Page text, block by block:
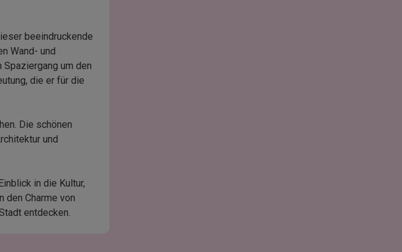
beeindruckende
Wand- und
Spaziergang um den
die er für die
Die schönen
und
in die Kultur,
den Charme von
entdecken.